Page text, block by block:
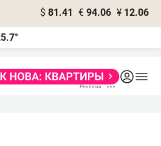
$ 81.41 € 94.06 ¥ 12.06